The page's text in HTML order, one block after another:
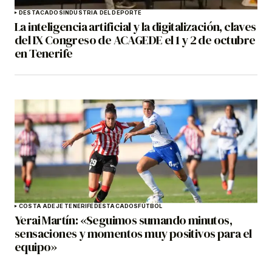
DESTACADOSINDUSTRIA DEL DEPORTE
La inteligencia artificial y la digitalización, claves
del IX Congreso de ACAGEDE el 1 y 2 de octubre
en Tenerife
COSTA ADEJE TENERIFEDESTACADOSFÚTBOL
Yerai Martín: «Seguimos sumando minutos,
sensaciones y momentos muy positivos para el
equipo»